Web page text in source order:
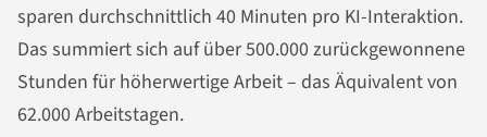
sparen durchschnittlich 40 Minuten pro KI-Interaktion.
Das summiert sich auf über 500.000 zurückgewonnene
Stunden für höherwertige Arbeit – das Äquivalent von
62.000 Arbeitstagen.